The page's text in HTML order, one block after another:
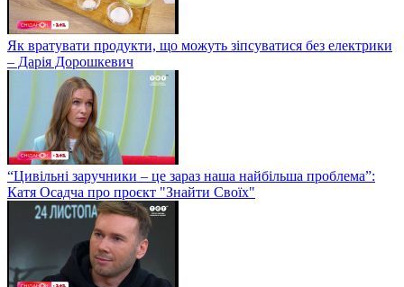
Як вратувати продукти, що можуть зіпсуватися без електрики
– Дарія Дорошкевич
“Цивільні заручники – це зараз наша найбільша проблема”:
Катя Осадча про проєкт "Знайти Своїх"